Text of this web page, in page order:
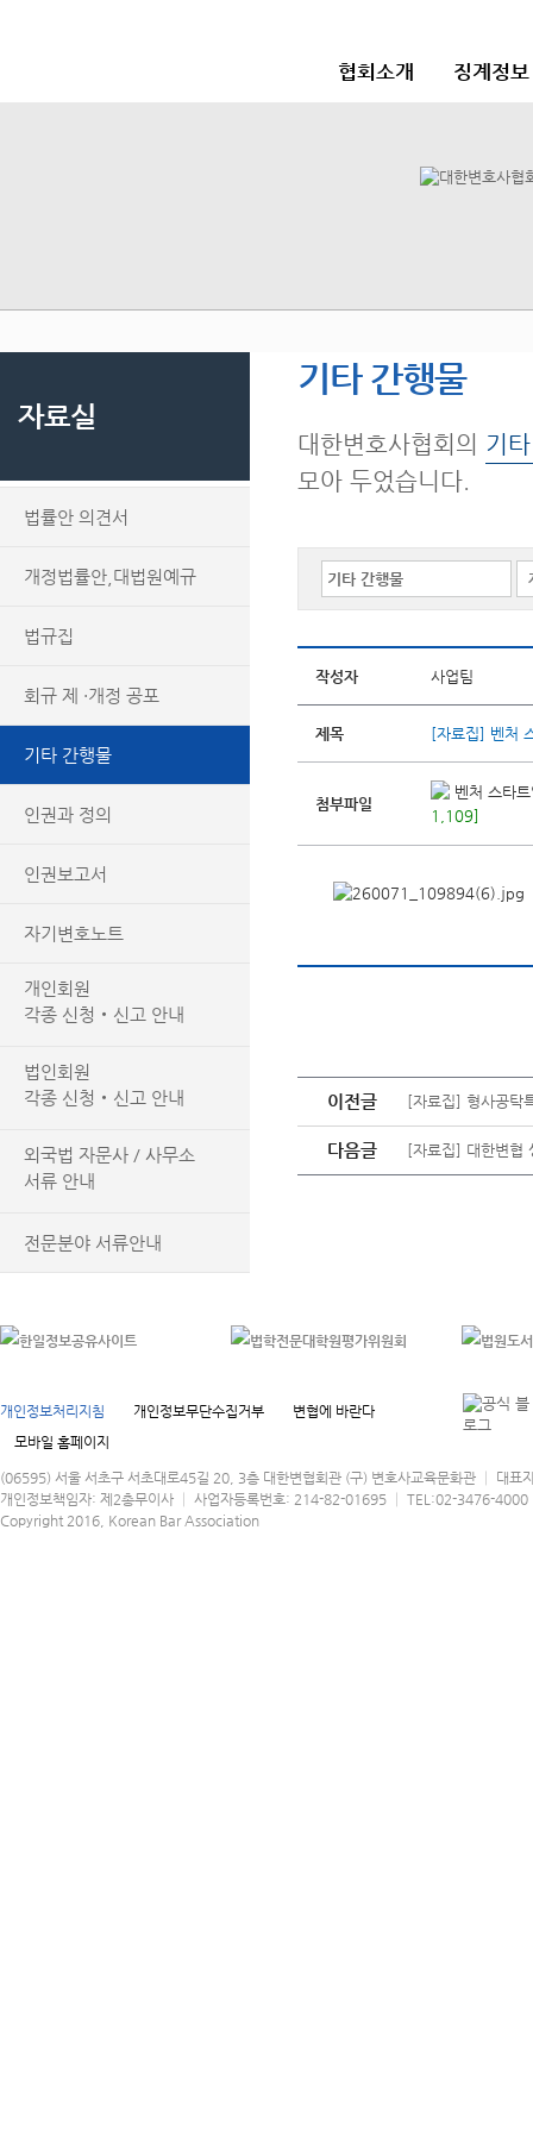
협회소개 징계정
자료실
법률안 의견서
개정법률안,대법원예규
법규집
회규 제 ·개정 공포
기타 간행물
인권과 정의
인권보고서
자기변호노트
개인회원
각종 신청‧신고 안내
법인회원
각종 신청‧신고 안내
외국법 자문사 / 사무소
서류 안내
전문분야 서류안내
기타 간행물
대한변호사협회의 기
모아 두었습니다.
작성자 사업팀
제목 [자료집] 벤처
첨부파일
벤처 스타
1,109]
이전글 [자료집] 형사공탁
다음글 [자료집] 대한변협
개인정보처리지침 개인정보무단수집거부
변협에 바란다
모바일 홈페이지
(06595) 서울 서초구 서초대로45길 20, 3층 대한변협회관 (구) 변호사교육문화관 │ 대표
개인정보책임자: 제2총무이사 │ 사업자등록번호: 214-82-01695 │ TEL:02-3476-
Copyright 2016, Korean Bar Association